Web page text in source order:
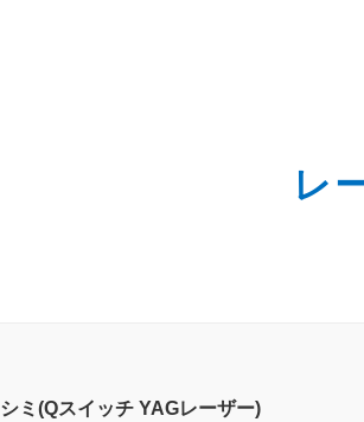
レ
シミ(Qスイッチ YAGレーザー)